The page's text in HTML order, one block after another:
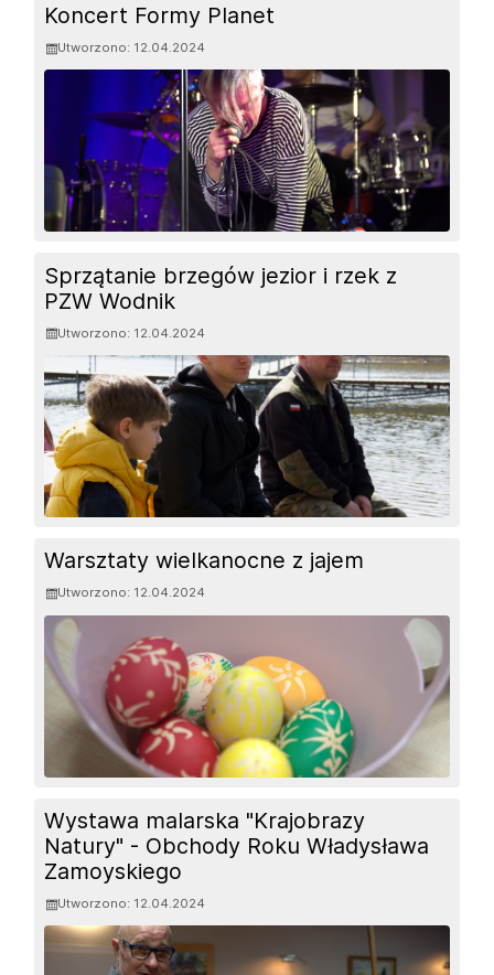
Koncert Formy Planet
Utworzono: 12.04.2024
Sprzątanie brzegów jezior i rzek z
PZW Wodnik
Utworzono: 12.04.2024
Warsztaty wielkanocne z jajem
Utworzono: 12.04.2024
Wystawa malarska "Krajobrazy
Natury" - Obchody Roku Władysława
Zamoyskiego
Utworzono: 12.04.2024